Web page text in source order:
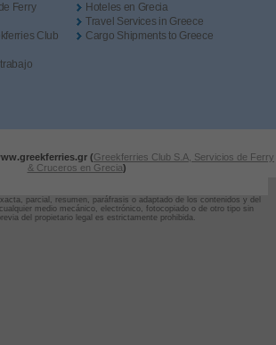
Ferry
Club
Hoteles en Grecia
Travel Services in Greece
Cargo Shipments to Greece
(Greekferries Club S.A, Servicios de Ferry
& Cruceros en Grecia)
parcial, resumen, paráfrasis o adaptado de los contenidos y del
medio mecánico, electrónico, fotocopiado o de otro tipo sin
del propietario legal es estrictamente prohibida.